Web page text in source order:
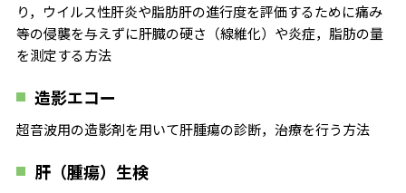
り，ウイルス性肝炎や脂肪肝の進行度を評価するために痛み
等の侵襲を与えずに肝臓の硬さ（線維化）や炎症，脂肪の量
を測定する方法
造影エコー
超音波用の造影剤を用いて肝腫瘍の診断，治療を行う方法
肝（腫瘍）生検